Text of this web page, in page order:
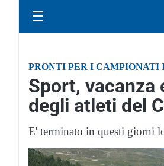
☰
PRONTI PER I
Sport, vacanza
degli atleti del
E' terminato in questi giorni